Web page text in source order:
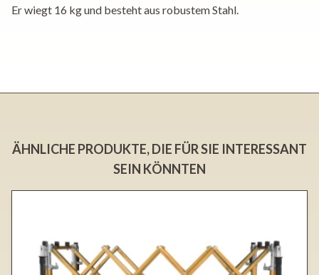
Er wiegt 16 kg und besteht aus robustem Stahl.
ÄHNLICHE PRODUKTE, DIE FÜR SIE INTERESSANT
SEIN KÖNNTEN